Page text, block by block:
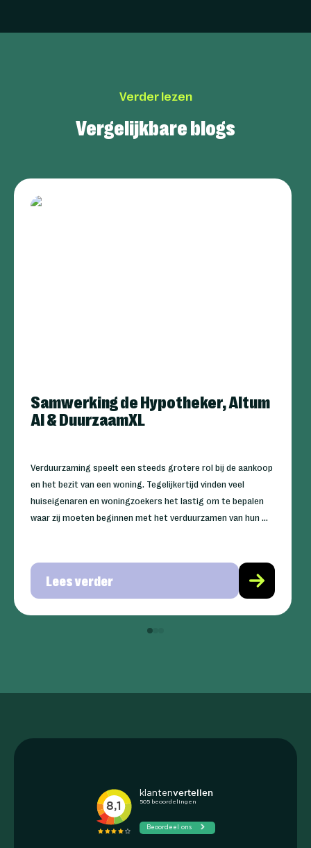
Verder lezen
Vergelijkbare blogs
Samwerking de Hypotheker, Altum
AI & DuurzaamXL
Verduurzaming speelt een steeds grotere rol bij de aankoop
en het bezit van een woning. Tegelijkertijd vinden veel
huiseigenaren en woningzoekers het lastig om te bepalen
waar zij moeten beginnen met het verduurzamen van hun ...
Lees verder